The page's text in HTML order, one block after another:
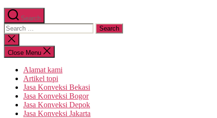
Search
Search
for:
Close
search
Close Menu
Alamat kami
Artikel topi
Jasa Konveksi Bekasi
Jasa Konveksi Bogor
Jasa Konveksi Depok
Jasa Konveksi Jakarta